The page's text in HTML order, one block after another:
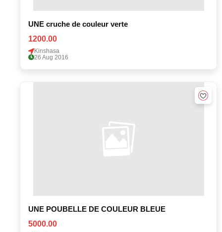
UNE cruche de couleur verte
1200.00
Kinshasa
26 Aug 2016
UNE POUBELLE DE COULEUR BLEUE
5000.00